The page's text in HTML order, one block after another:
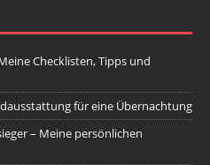
Checklisten, Tipps und
für eine Übernachtung
– Meine persönlichen